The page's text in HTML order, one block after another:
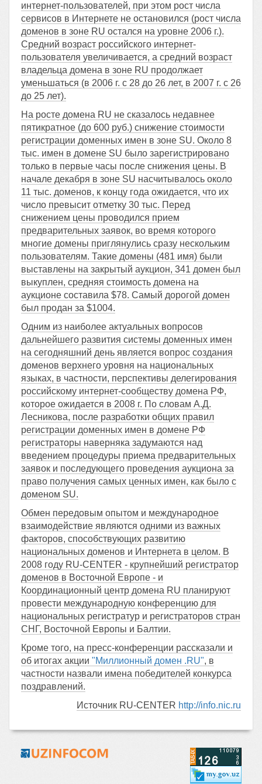
интернет-пользователей, при этом рост числа
сервисов в Интернете не остановился (рост числа
доменов в зоне RU остался на уровне 2006 г.).
Средний возраст российского интернет-
пользователя увеличивается, а средний возраст
владельца домена в зоне RU продолжает
уменьшаться (в 2006 г. с 28 до 26 лет, в 2007 г. с 26
до 25 лет).
На росте домена RU не сказалось недавнее
пятикратное (до 600 руб.) снижение стоимости
регистрации доменных имен в зоне SU. Около 8
тыс. имен в домене SU было зарегистрировано
только в первые часы после снижения цены. В
начале декабря в зоне SU насчитывалось около
11 тыс. доменов, к концу года ожидается, что их
число превысит отметку 30 тыс. Перед
снижением цены проводился прием
предварительных заявок, во время которого
многие домены приглянулись сразу нескольким
пользователям. Такие домены (481 имя) были
выставлены на закрытый аукцион, 341 домен был
выкуплен, средняя стоимость домена на
аукционе составила $78. Самый дорогой домен
был продан за $1004.
Одним из наиболее актуальных вопросов
дальнейшего развития системы доменных имен
на сегодняшний день является вопрос создания
доменов верхнего уровня на национальных
языках, в частности, перспективы делегирования
российскому интернет-сообществу домена РФ,
которое ожидается в 2008 г. По словам А.Д.
Лесникова, после разработки общих правил
регистрации доменных имен в домене РФ
регистраторы наверняка задумаются над
введением процедуры приема предварительных
заявок и последующего проведения аукциона за
право получения самых ценных имен, как было с
доменом SU.
Обмен передовым опытом и международное
взаимодействие являются одними из важных
факторов, способствующих развитию
национальных доменов и Интернета в целом. В
2008 году RU-CENTER - крупнейший регистратор
доменов в Восточной Европе - и
Координационный центр домена RU планируют
провести международную конференцию для
национальных регистратур и регистраторов стран
СНГ, Восточной Европы и Балтии.
Кроме того, на пресс-конференции рассказали и
об итогах акции "Миллионный домен .RU", в
частности назвали имена победителей конкурса
поздравлений.
Источник RU-CENTER http://info.nic.ru